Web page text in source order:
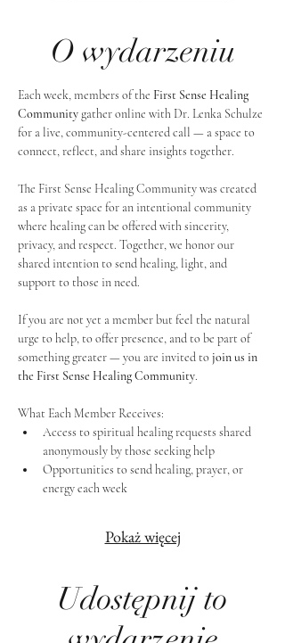
O wydarzeniu
Each week, members of the First Sense Healing
Community gather online with Dr. Lenka Schulze
for a live, community-centered call — a space to
connect, reflect, and share insights together.
The First Sense Healing Community was created
as a private space for an intentional community
where healing can be offered with sincerity,
privacy, and respect. Together, we honor our
shared intention to send healing, light, and
support to those in need.
If you are not yet a member but feel the natural
urge to help, to offer presence, and to be part of
something greater — you are invited to join us in
the First Sense Healing Community.
What Each Member Receives:
Access to spiritual healing requests shared
anonymously by those seeking help
Opportunities to send healing, prayer, or
energy each week
Pokaż więcej
Udostępnij to